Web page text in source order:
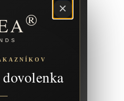
×
®